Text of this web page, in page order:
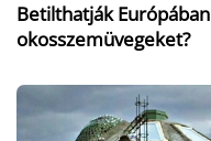
Betilthatják
okosszemüvegeket?